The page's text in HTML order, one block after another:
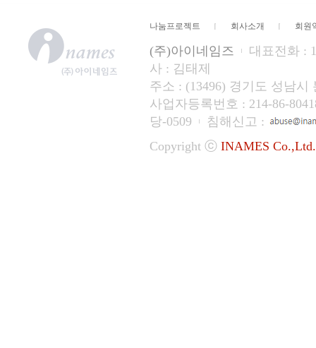
나눔프로젝트 회사소개 회원
(주)아이네임즈
대표전화 :
사 : 김태제
주소 : (13496) 경기도 성남
사업자등록번호 : 214-86-
당-0509
침해신고 :
Copyright ⓒ INAMES Co.,Ltd.